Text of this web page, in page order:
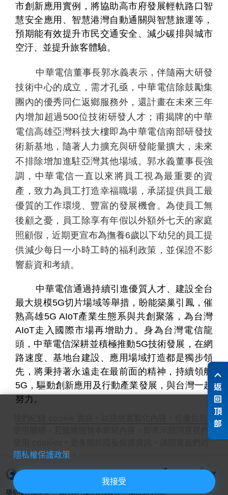
市創新應用實例，將協助高市府發展輕軌路口智
慧安全應用、智慧港灣自動通關與智慧旅運等，
預期能有效提升市民交通安全、減少碳排與城市
空汙、並提升旅客體驗。
中華電信董事長郭水義表示，伴隨兩大研發
技術中心的成立，需才孔亟，中華電信除鼓勵集
團內的優秀同仁返鄉服務外，還計畫在未來三年
內增加超過 500位技術研發人才；甫揭牌的中華
電信高雄亞灣科技大樓即為中華電信南部研發技
術新基地，隨著人力擴充與研發能量擴大，未來
不排除增加進駐亞灣其他場域。郭水義董事長強
調，中華電信一直以來將員工視為最重要的資
產，致力為員工打造幸福職場 ，承諾提供員工最
優質的工作環境、豐富的發展機會。為使員工無
後顧之憂，員工除享有年假以外額外七天的家庭
照顧假，近期更宣布為撫養6歲以下幼兒的員工提
供減少每日一小時工時的福利政策，並保證不影
響薪資和考績。
中華電信通過持續引進優質人才、建設全台
最大規模5G切片場域等舉措，盼能築巢引鳳，催
熟高雄5G AIoT產業生態系與共創聚落，為台灣
AIoT走入國際市場再增助力。身為台灣電信龍
頭，中華電信深耕並積極推動5G技術發展，在網
路速度、基地台建設、應用場域打造都是獨步領
先，將秉持著永遠走在最前面的精神，持續領航
5G，驅動創新應用及行動產業發展，與台灣一起
努力。
隱私權保護政策 個人資料蒐集告知聲明 服務使用條款
返
回
頂
部
我們紀錄 cookie 資訊，以提供客製化內容，可優化您的
隱私權保護政策。
我接受